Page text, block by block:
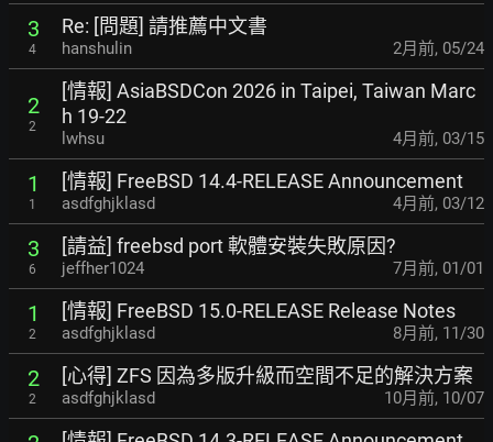
3
4
Re: [問題] 請推薦中文書
hanshulin 2月前, 05/24
2
2
[情報] AsiaBSDCon 2026 in Taipei, Taiwan Marc
h 19-22
lwhsu 4月前, 03/15
1
1
[情報] FreeBSD 14.4-RELEASE Announcement
asdfghjklasd 4月前, 03/12
3
6
[請益] freebsd port 軟體安裝失敗原因?
jeffher1024 7月前, 01/01
1
2
[情報] FreeBSD 15.0-RELEASE Release Notes
asdfghjklasd 8月前, 11/30
2
2
[心得] ZFS 因為多版升級而空間不足的解決方案
asdfghjklasd 10月前, 10/07